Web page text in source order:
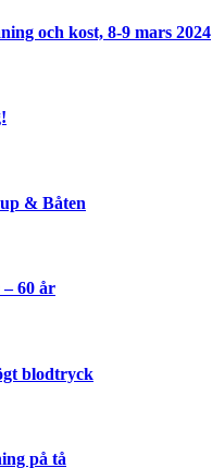
och kost, 8-9 mars 2024
& Båten
60 år
blodtryck
på tå